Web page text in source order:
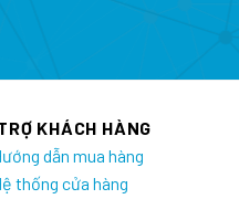
KHÁCH HÀNG
dẫn mua hàng
thống cửa hàng